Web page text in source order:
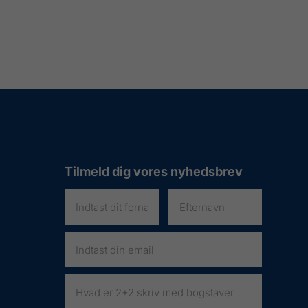
Tilmeld dig vores nyhedsbrev